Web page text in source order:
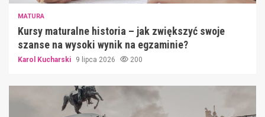
MATURA
Kursy maturalne historia – jak zwiększyć swoje
szanse na wysoki wynik na egzaminie?
Karol Kucharski 9 lipca 2026 200